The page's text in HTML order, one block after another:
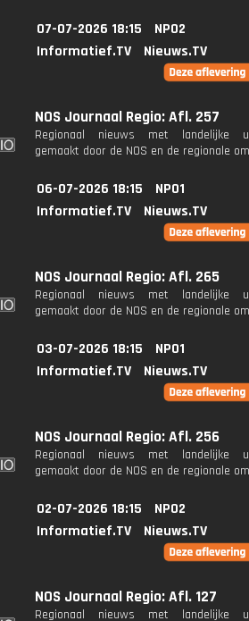
07-07-2026 18:15
NPO2
Informatief.TV
Nieuws.TV
NOS Journaal Regio: Afl. 257
Regionaal nieuws met landelijke
gemaakt door de NOS en de regionale
06-07-2026 18:15
NPO1
Informatief.TV
Nieuws.TV
NOS Journaal Regio: Afl. 265
Regionaal nieuws met landelijke
gemaakt door de NOS en de regionale
03-07-2026 18:15
NPO1
Informatief.TV
Nieuws.TV
NOS Journaal Regio: Afl. 256
Regionaal nieuws met landelijke
gemaakt door de NOS en de regionale
02-07-2026 18:15
NPO2
Informatief.TV
Nieuws.TV
NOS Journaal Regio: Afl. 127
Regionaal nieuws met landelijke